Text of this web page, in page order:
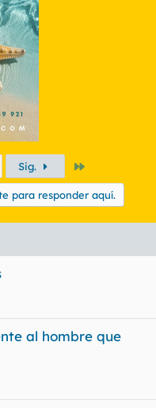
Sig.
para responder aquí.
al hombre que